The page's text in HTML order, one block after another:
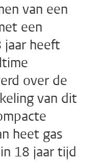
van een
een
jaar heeft
over de
van dit
heet gas
18 jaar tijd